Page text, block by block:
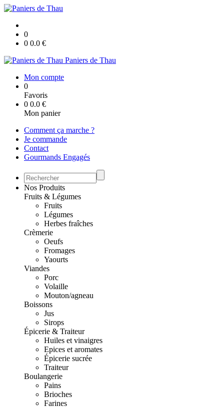
0
0 0.0 €
Paniers de Thau
Mon compte
0
Favoris
0 0.0 €
Mon panier
Comment ça marche ?
Je commande
Contact
Gourmands Engagés
Nos Produits
Fruits & Légumes
Fruits
Légumes
Herbes fraîches
Crèmerie
Oeufs
Fromages
Yaourts
Viandes
Porc
Volaille
Mouton/agneau
Boissons
Jus
Sirops
Épicerie & Traiteur
Huiles et vinaigres
Epices et aromates
Épicerie sucrée
Traiteur
Boulangerie
Pains
Brioches
Farines